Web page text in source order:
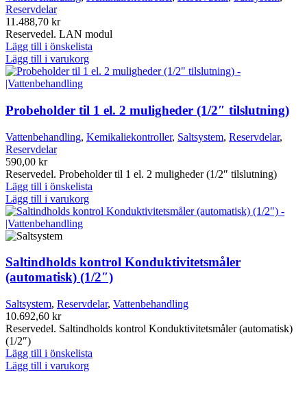
Reservdelar
11.488,70 kr
Reservedel. LAN modul
Lägg till i önskelista
Lägg till i varukorg
Probeholder til 1 el. 2 muligheder (1/2″ tilslutning)
Vattenbehandling, Kemikaliekontroller, Saltsystem, Reservdelar,
Reservdelar
590,00 kr
Reservedel. Probeholder til 1 el. 2 muligheder (1/2″ tilslutning)
Lägg till i önskelista
Lägg till i varukorg
Saltindholds kontrol Konduktivitetsmåler
(automatisk) (1/2″)
Saltsystem, Reservdelar, Vattenbehandling
10.692,60 kr
Reservedel. Saltindholds kontrol Konduktivitetsmåler (automatisk)
(1/2″)
Lägg till i önskelista
Lägg till i varukorg